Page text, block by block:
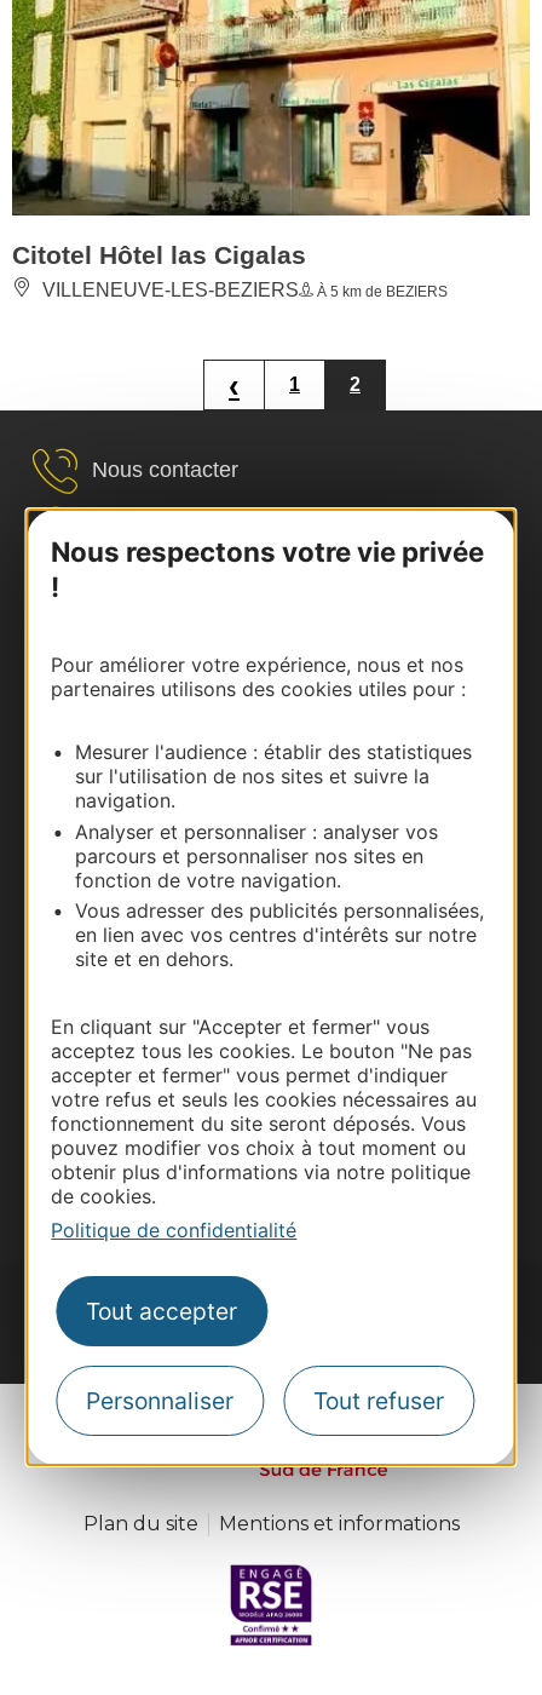
Nous respectons votre vie privée
!
Pour améliorer votre expérience, nous et nos
partenaires utilisons des cookies utiles pour :
Mesurer l'audience : établir des statistiques
sur l'utilisation de nos sites et suivre la
navigation.
Analyser et personnaliser : analyser vos
parcours et personnaliser nos sites en
fonction de votre navigation.
Vous adresser des publicités personnalisées,
en lien avec vos centres d'intérêts sur notre
site et en dehors.
En cliquant sur "Accepter et fermer" vous
acceptez tous les cookies. Le bouton "Ne pas
accepter et fermer" vous permet d'indiquer
votre refus et seuls les cookies nécessaires au
fonctionnement du site seront déposés. Vous
pouvez modifier vos choix à tout moment ou
obtenir plus d'informations via notre politique
de cookies.
Politique de confidentialité
Tout accepter
Personnaliser Tout refuser
Citotel Hôtel las Cigalas
VILLENEUVE-LES-BEZIERS À 5 km de BEZIERS
‹ 1 2
Nous contacter
Thermalisme
Business/Mice
Pros d'Occitanie
Voyagistes
Destination Sport
Inscrivez-vous à la lettre d'information
Destination Occitanie pour recevoir des
suggestions de séjours, de visites et de sorties.
Je m'abonne
#VoyageOccitanie
Plan du site Mentions et informations